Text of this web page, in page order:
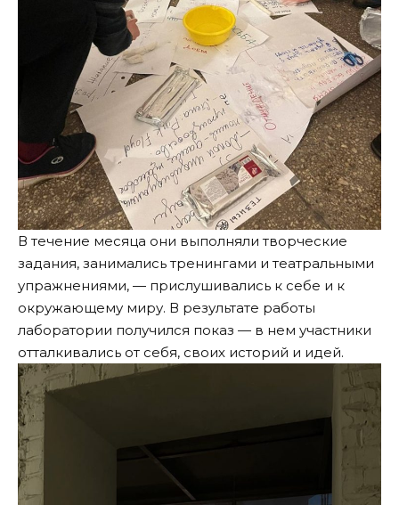
В течение месяца они выполняли творческие
задания, занимались тренингами и театральными
упражнениями, — прислушивались к себе и к
окружающему миру. В результате работы
лаборатории получился показ — в нем участники
отталкивались от себя, своих историй и идей.